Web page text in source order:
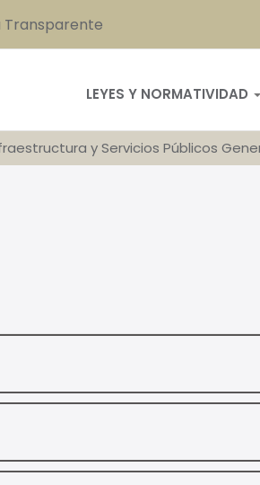
Transparente
LEYES Y NORMATIVIDAD
y Servicios Públicos